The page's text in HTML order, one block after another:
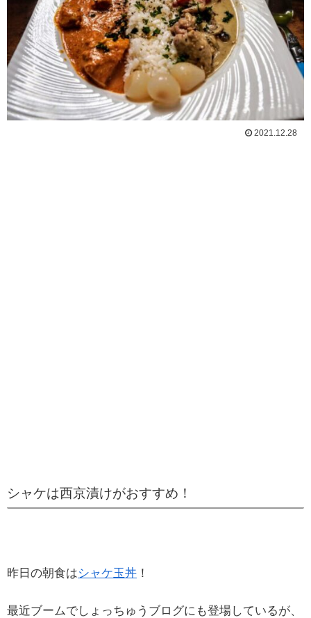
2021.12.28
シャケは西京漬けがおすすめ！
昨日の朝食はシャケ玉丼 ！
最近ブームでしょっちゅうブログにも登場しているが、